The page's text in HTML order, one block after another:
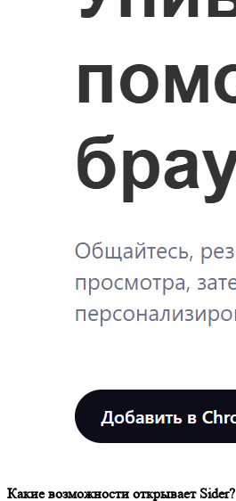
Какие возможности открывает Sider?